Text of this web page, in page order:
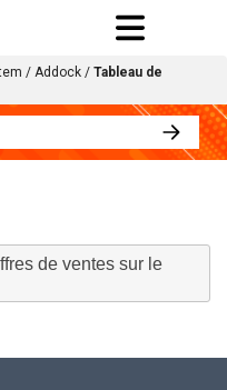
/ Addock / Tableau de
de ventes sur le